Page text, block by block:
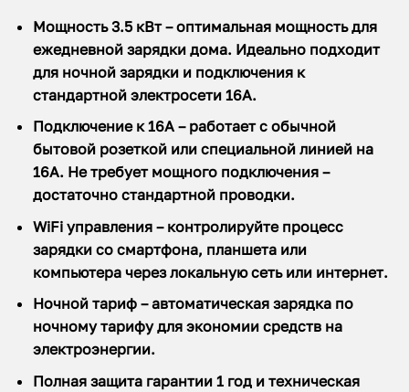
Мощность 3.5 кВт – оптимальная мощность для
ежедневной зарядки дома. Идеально подходит
для ночной зарядки и подключения к
стандартной электросети 16А.
Подключение к 16А – работает с обычной
бытовой розеткой или специальной линией на
16А. Не требует мощного подключения –
достаточно стандартной проводки.
WiFi управления – контролируйте процесс
зарядки со смартфона, планшета или
компьютера через локальную сеть или интернет.
Ночной тариф – автоматическая зарядка по
ночному тарифу для экономии средств на
электроэнергии.
Полная защита гарантии 1 год и техническая